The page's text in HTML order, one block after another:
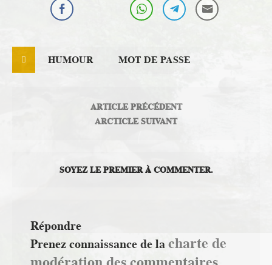
HUMOUR MOT DE PASSE
ARTICLE PRÉCÉDENT
ARCTICLE SUIVANT
SOYEZ LE PREMIER À COMMENTER.
Répondre
Prenez connaissance de lacharte de